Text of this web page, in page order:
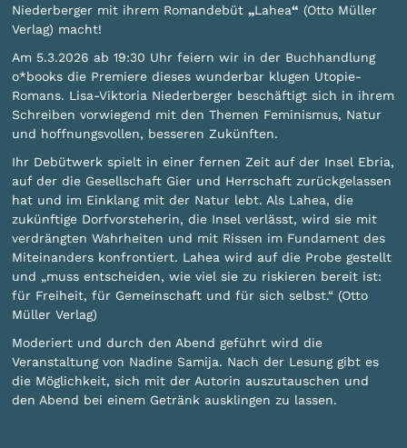
Niederberger mit ihrem Romandebüt„Lahea“ (Otto Müller
Verlag) macht!
Am 5.3.2026 ab 19:30 Uhr feiern wir in der Buchhandlung
o*books die Premiere dieses wunderbar klugen Utopie-
Romans. Lisa-Viktoria Niederberger beschäftigt sich in ihrem
Schreiben vorwiegend mit den Themen Feminismus, Natur
und hoffnungsvollen, besseren Zukünften.
Ihr Debütwerk spielt in einer fernen Zeit auf der Insel Ebria,
auf der die Gesellschaft Gier und Herrschaft zurückgelassen
hat und im Einklang mit der Natur lebt. Als Lahea, die
zukünftige Dorfvorsteherin, die Insel verlässt, wird sie mit
verdrängten Wahrheiten und mit Rissen im Fundament des
Miteinanders konfrontiert. Lahea wird auf die Probe gestellt
und „muss entscheiden, wie viel sie zu riskieren bereit ist:
für Freiheit, für Gemeinschaft und für sich selbst.“ (Otto
Müller Verlag)
Moderiert und durch den Abend geführt wird die
Veranstaltung von Nadine Samija. Nach der Lesung gibt es
die Möglichkeit, sich mit der Autorin auszutauschen und
den Abend bei einem Getränk ausklingen zu lassen.